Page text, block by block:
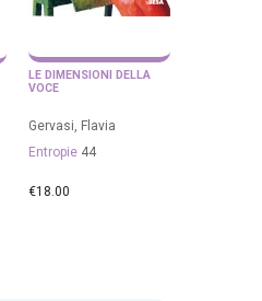
LE DIMENSIONI DELLA
VOCE
Gervasi, Flavia
Entropie 44
€18.00